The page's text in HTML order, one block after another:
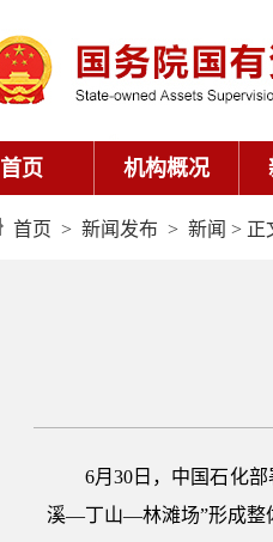
首页 机构概况
首页 > 新闻发布 > 新闻 > 正
6月30日，中国石化
溪—丁山—林滩场”形成整